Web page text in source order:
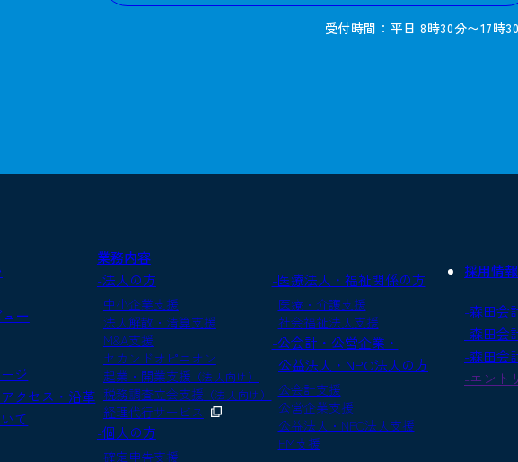
受付時間：平日 8時30分〜17時
ー
ジ
クセス・沿革
て
業務内容
-法人の方
中小企業支援
法人解散・清算支援
M&A支援
セカンドオピニオン
起業・開業支援 （法人向け）
税務調査立会支援 （法人向け）
経理代行サービス
-個人の方
確定申告支援
-医療法人・福祉関係の方
医療・介護支援
社会福祉法人支援
-公会計・公営企業・
公益法人・NPO法人の方
公会計支援
公営企業支援
公益法人・NPO法人支援
FM支援
採用情報
-森田会
-森田会
-森田会
-エント